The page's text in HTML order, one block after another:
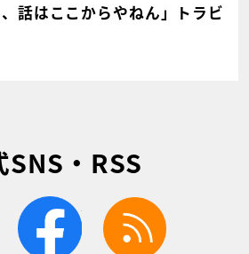
話はここからやねん」トラビ
SNS・RSS
twitter facebook